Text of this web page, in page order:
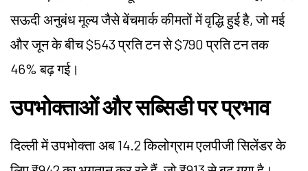
सऊदी अनुबंध मूल्य जैसे बेंचमार्क कीमतों में वृद्धि हुई है, जो मई
और जून के बीच $543 प्रति टन से $790 प्रति टन तक
46% बढ़ गई।
उपभोक्ताओं और सब्सिडी पर प्रभाव
दिल्ली में उपभोक्ता अब 14.2 किलोग्राम एलपीजी सिलेंडर के